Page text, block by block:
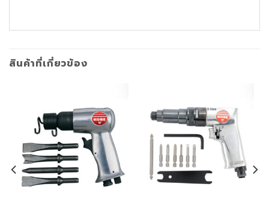
สินค้าที่เกี่ยวข้อง